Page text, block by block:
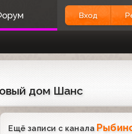
Вход
дом Шанс
Ещё записи с канала